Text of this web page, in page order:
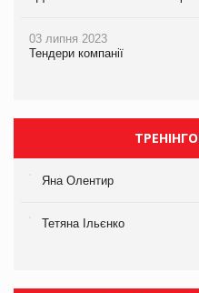
03 липня 2023
Тендери компанії
Яна Олентир
Тетяна Ільєнко